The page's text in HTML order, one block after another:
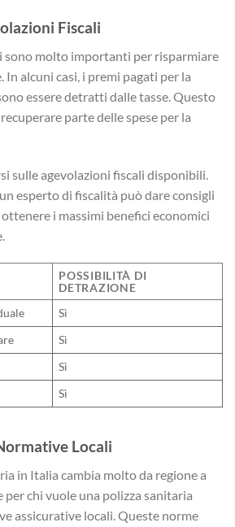
Fiscali
sono molto importanti per risparmiare
In alcuni casi, i premi pagati per la
essere detratti dalle tasse. Questo
parte delle spese per la
sulle agevolazioni fiscali disponibili.
esperto di fiscalità può dare consigli
i massimi benefici economici
POSSIBILITÀ DI
DETRAZIONE
Sì
Sì
Sì
Sì
Locali
in Italia cambia molto da regione a
per chi vuole una polizza sanitaria
assicurative locali. Queste norme